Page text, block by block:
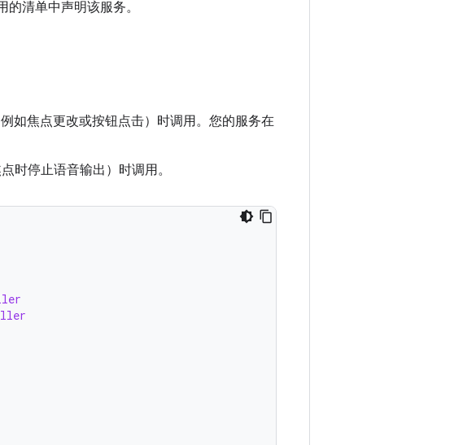
的清单中声明该服务。
如焦点更改或按钮点击）时调用。您的服务在
时停止语音输出）时调用。